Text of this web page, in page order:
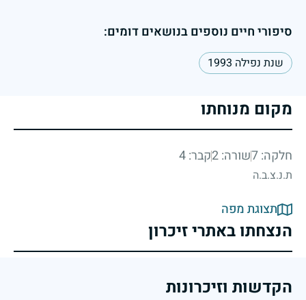
סיפורי חיים נוספים בנושאים דומים:
שנת נפילה 1993
מקום מנוחתו
חלקה: 7 שורה: 2 קבר: 4
ת.נ.צ.ב.ה
תצוגת מפה
הנצחתו באתרי זיכרון
הקדשות וזיכרונות